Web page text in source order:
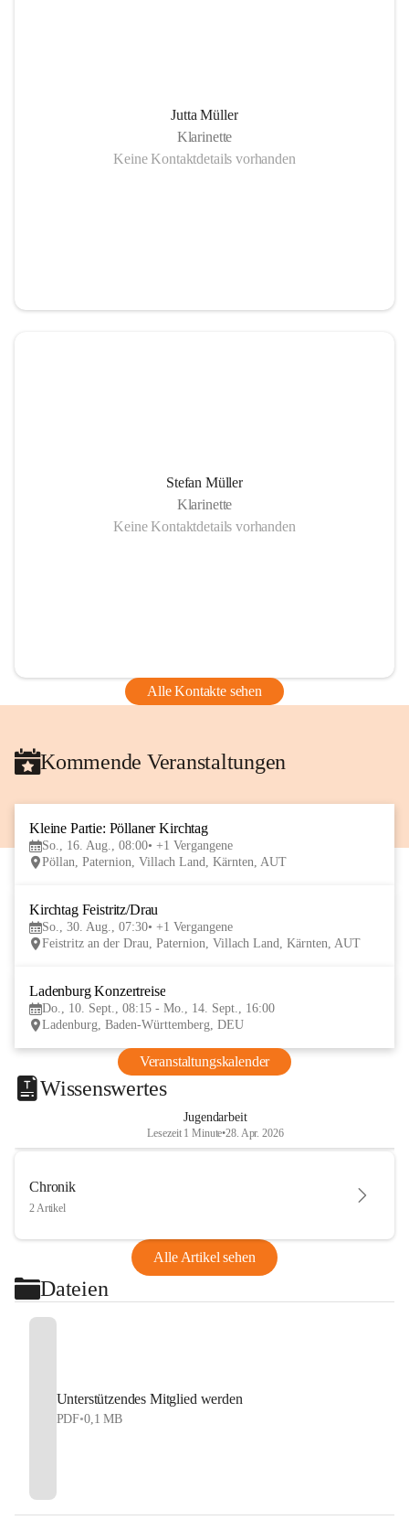
Jutta Müller
Klarinette
Keine Kontaktdetails vorhanden
Stefan Müller
Klarinette
Keine Kontaktdetails vorhanden
Alle Kontakte sehen
Kommende Veranstaltungen
Kleine Partie: Pöllaner Kirchtag
So., 16. Aug., 08:00 +1 Vergangene
Pöllan, Paternion, Villach Land, Kärnten, AUT
Kirchtag Feistritz/Drau
So., 30. Aug., 07:30 +1 Vergangene
Feistritz an der Drau, Paternion, Villach Land, Kärnten, AUT
Ladenburg Konzertreise
Do., 10. Sept., 08:15 - Mo., 14. Sept., 16:00
Ladenburg, Baden-Württemberg, DEU
Veranstaltungskalender
Wissenswertes
Jugendarbeit
Lesezeit 1 Minute•28. Apr. 2026
Chronik
2 Artikel
Alle Artikel sehen
Dateien
Unterstützendes Mitglied werden
PDF•0,1 MB